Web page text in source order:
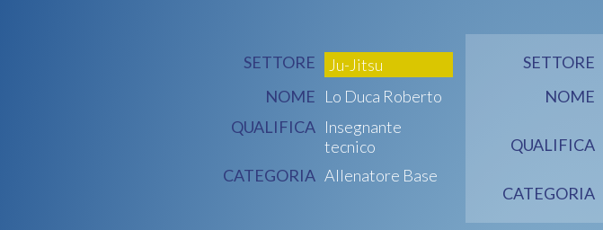
SETTORE
Ju-Jitsu
NOME Lo Duca Roberto
QUALIFICA Insegnante
tecnico
CATEGORIA Allenatore Base
SETTORE
NOME
QUALIFICA
CATEGORIA